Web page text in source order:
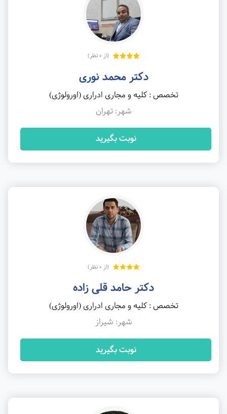
(از 0 نظر)
دکتر محمد نوری
تخصص : کلیه و مجاری ادراری (اورولوژی)
شهر: تهران
نوبت بگیرید
(از 0 نظر)
دکتر حامد قلی زاده
تخصص : کلیه و مجاری ادراری (اورولوژی)
شهر: شیراز
نوبت بگیرید